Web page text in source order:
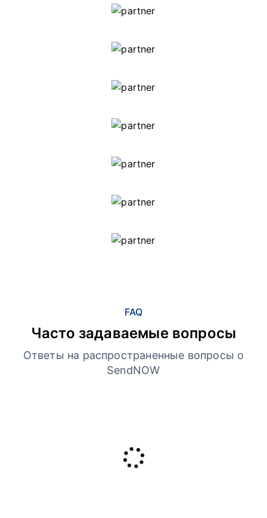
FAQ
Часто задаваемые вопросы
Ответы на распространенные вопросы о
SendNOW